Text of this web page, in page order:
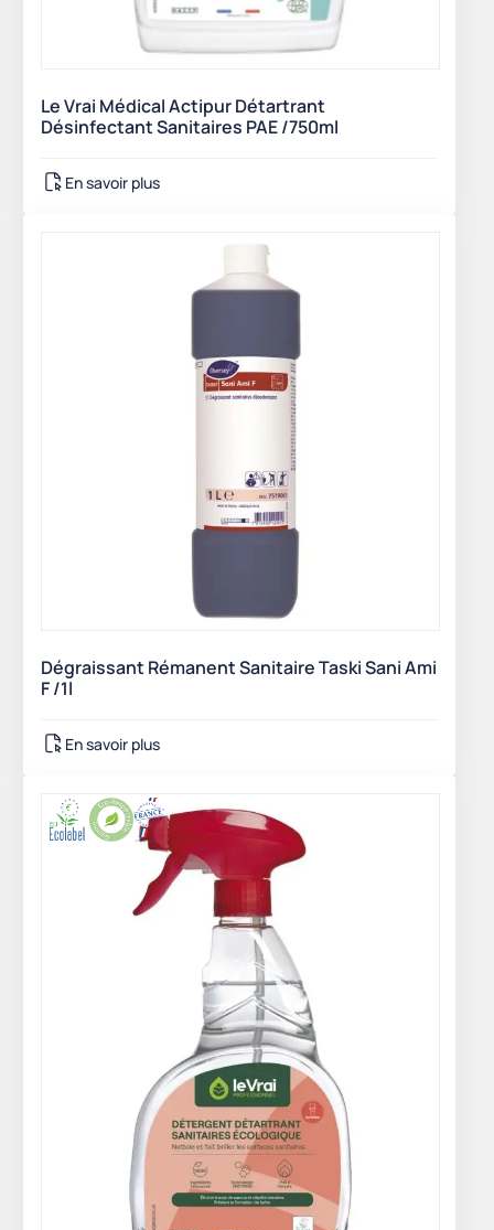
Le Vrai Médical Actipur Détartrant
Désinfectant Sanitaires PAE /750ml
En savoir plus
Dégraissant Rémanent Sanitaire Taski Sani Ami
F /1l
En savoir plus